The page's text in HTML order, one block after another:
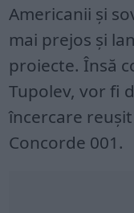
Americanii și
mai prejos și
proiecte. Însă
Tupolev, vor fi
încercare
Concorde 001.